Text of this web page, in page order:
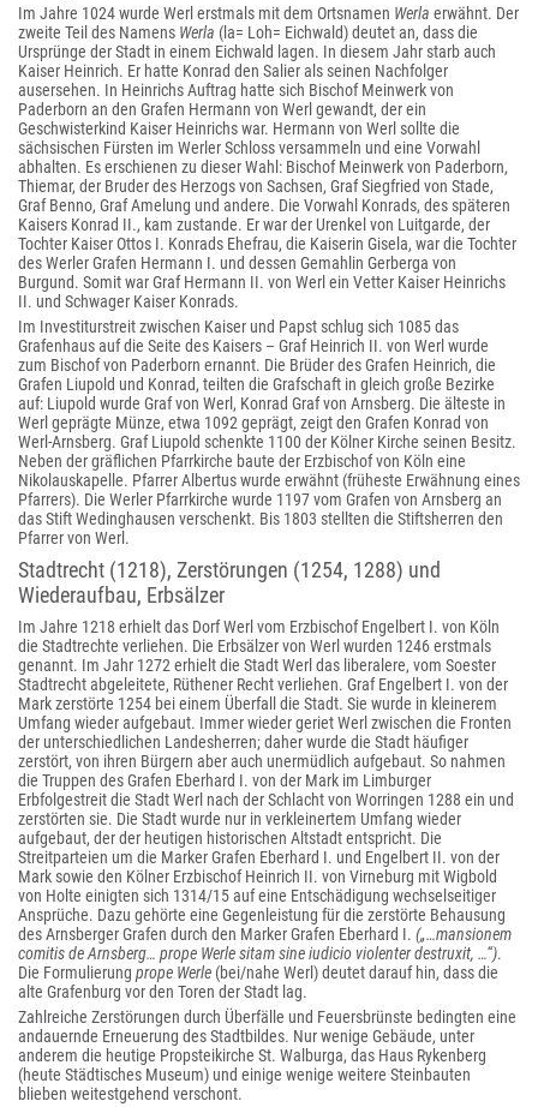
Im Jahre 1024 wurde Werl erstmals mit dem Ortsnamen Werla erwähnt. Der
zweite Teil des Namens Werla (la= Loh= Eichwald) deutet an, dass die
Ursprünge der Stadt in einem Eichwald lagen. In diesem Jahr starb auch
Kaiser Heinrich. Er hatte Konrad den Salier als seinen Nachfolger
ausersehen. In Heinrichs Auftrag hatte sich Bischof Meinwerk von
Paderborn an den Grafen Hermann von Werl gewandt, der ein
Geschwisterkind Kaiser Heinrichs war. Hermann von Werl sollte die
sächsischen Fürsten im Werler Schloss versammeln und eine Vorwahl
abhalten. Es erschienen zu dieser Wahl: Bischof Meinwerk von Paderborn,
Thiemar, der Bruder des Herzogs von Sachsen, Graf Siegfried von Stade,
Graf Benno, Graf Amelung und andere. Die Vorwahl Konrads, des späteren
Kaisers Konrad II., kam zustande. Er war der Urenkel von Luitgarde, der
Tochter Kaiser Ottos I. Konrads Ehefrau, die Kaiserin Gisela, war die Tochter
des Werler Grafen Hermann I. und dessen Gemahlin Gerberga von
Burgund. Somit war Graf Hermann II. von Werl ein Vetter Kaiser Heinrichs
II. und Schwager Kaiser Konrads.
Im Investiturstreit zwischen Kaiser und Papst schlug sich 1085 das
Grafenhaus auf die Seite des Kaisers – Graf Heinrich II. von Werl wurde
zum Bischof von Paderborn ernannt. Die Brüder des Grafen Heinrich, die
Grafen Liupold und Konrad, teilten die Grafschaft in gleich große Bezirke
auf: Liupold wurde Graf von Werl, Konrad Graf von Arnsberg. Die älteste in
Werl geprägte Münze, etwa 1092 geprägt, zeigt den Grafen Konrad von
Werl-Arnsberg. Graf Liupold schenkte 1100 der Kölner Kirche seinen Besitz.
Neben der gräflichen Pfarrkirche baute der Erzbischof von Köln eine
Nikolauskapelle. Pfarrer Albertus wurde erwähnt (früheste Erwähnung eines
Pfarrers). Die Werler Pfarrkirche wurde 1197 vom Grafen von Arnsberg an
das Stift Wedinghausen verschenkt. Bis 1803 stellten die Stiftsherren den
Pfarrer von Werl.
Stadtrecht (1218), Zerstörungen (1254, 1288) und
Wiederaufbau, Erbsälzer
Im Jahre 1218 erhielt das Dorf Werl vom Erzbischof Engelbert I. von Köln
die Stadtrechte verliehen. Die Erbsälzer von Werl wurden 1246 erstmals
genannt. Im Jahr 1272 erhielt die Stadt Werl das liberalere, vom Soester
Stadtrecht abgeleitete, Rüthener Recht verliehen. Graf Engelbert I. von der
Mark zerstörte 1254 bei einem Überfall die Stadt. Sie wurde in kleinerem
Umfang wieder aufgebaut. Immer wieder geriet Werl zwischen die Fronten
der unterschiedlichen Landesherren; daher wurde die Stadt häufiger
zerstört, von ihren Bürgern aber auch unermüdlich aufgebaut. So nahmen
die Truppen des Grafen Eberhard I. von der Mark im Limburger
Erbfolgestreit die Stadt Werl nach der Schlacht von Worringen 1288 ein und
zerstörten sie. Die Stadt wurde nur in verkleinertem Umfang wieder
aufgebaut, der der heutigen historischen Altstadt entspricht. Die
Streitparteien um die Marker Grafen Eberhard I. und Engelbert II. von der
Mark sowie den Kölner Erzbischof Heinrich II. von Virneburg mit Wigbold
von Holte einigten sich 1314/15 auf eine Entschädigung wechselseitiger
Ansprüche. Dazu gehörte eine Gegenleistung für die zerstörte Behausung
des Arnsberger Grafen durch den Marker Grafen Eberhard I. („…mansionem
comitis de Arnsberg… prope Werle sitam sine iudicio violenter destruxit, …“).
Die Formulierung prope Werle (bei/nahe Werl) deutet darauf hin, dass die
alte Grafenburg vor den Toren der Stadt lag.
Zahlreiche Zerstörungen durch Überfälle und Feuersbrünste bedingten eine
andauernde Erneuerung des Stadtbildes. Nur wenige Gebäude, unter
anderem die heutige Propsteikirche St. Walburga, das Haus Rykenberg
(heute Städtisches Museum) und einige wenige weitere Steinbauten
blieben weitestgehend verschont.